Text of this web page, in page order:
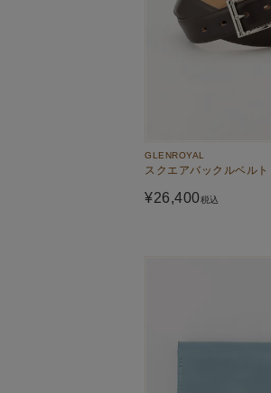
GLENROYAL
スクエアバックルベル
¥26,400税込